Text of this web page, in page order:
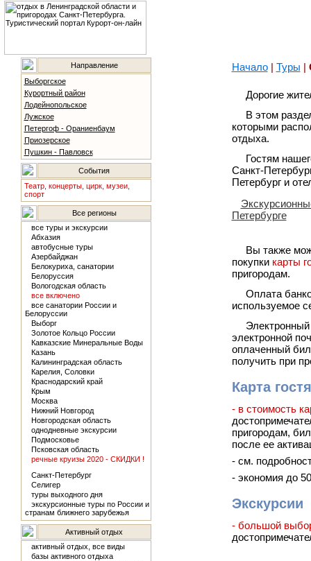
Направление
Выборгское
Курортный район
Лодейнопольское
Лужское
Петергоф - Ораниенбаум
Приозерское
Пушкин - Павловск
События
Театр, концерты, цирк, музеи,
спорт
Все регионы
все туры и экскурсии
Абхазия
автобусные туры
Азербайджан
Белокуриха, санатории
Белоруссия
Вологодская область
все включено
все санатории России и
Белоруссии
Выборг
Золотое Кольцо России
Кавказские Минеральные Воды
Казань
Калининградская область
Карелия, Соловки
Краснодарский край
Крым
Москва
Нижний Новгород
Новгородская область
однодневные экскурсии
Подмосковье
Псковская область
речные круизы 2020 - СКИДКИ !
Санкт-Петербург
Селигер
туры выходного дня
экскурсионные туры по России и
странам ближнего зарубежья
Активный отдых
активный отдых, все виды
базы активного отдыха
Начало| Туры |
Дорогие
В этом
которыми
отдыха.
Гостям
Санкт-
Петербург и
Петербурге
Вы также
покупки карты
пригородам.
Оплата
используемое
электронной
оплаченный
получить при
Карта гостя
- в стоимость
пригородам,
после ее
- см.
- экономия до
Экскурсии
- большой